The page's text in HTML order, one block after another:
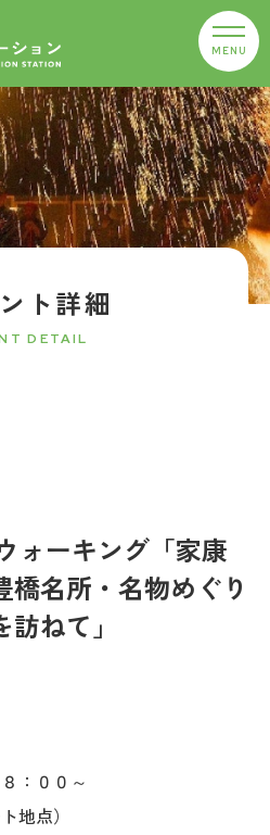
ト詳細
DETAIL
ォーキング「家康
名所・名物めぐり
ねて」
：００～
地点）